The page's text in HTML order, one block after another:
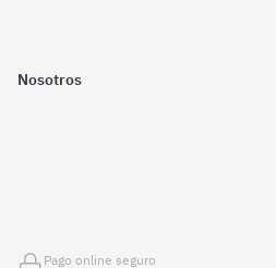
Nosotros
Pago online seguro